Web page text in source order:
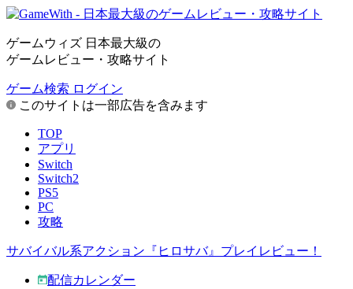
ゲームウィズ 日本最大級の
ゲームレビュー・攻略サイト
ゲーム検索 ログイン
このサイトは一部広告を含みます
TOP
アプリ
Switch
Switch2
PS5
PC
攻略
サバイバル系アクション『ヒロサバ』プレイレビュー！
配信カレンダー